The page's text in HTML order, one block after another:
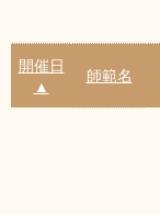
開催日
▲
師範名